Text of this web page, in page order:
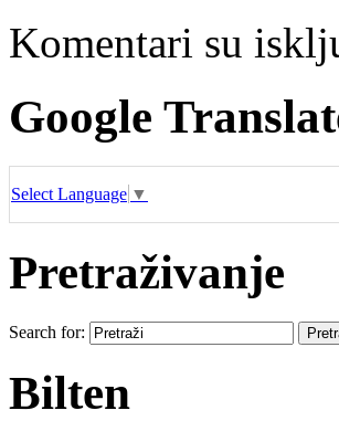
Komentari su
Google
Select Language ▼
Pretraživanje
Search for:
Bilten